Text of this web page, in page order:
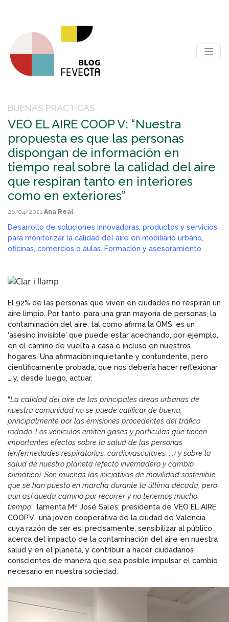
BUENAS PRÁCTICAS
VEO EL AIRE COOP V: “Nuestra
propuesta es que las personas
dispongan de información en
tiempo real sobre la calidad del aire
que respiran tanto en interiores
como en exteriores”
26/04/2021 Ana Real
Desarrollo de soluciones innovadoras, productos y servicios
para monitorizar la calidad del aire en mobiliario urbano,
oficinas, comercios o aulas. Formación y asesoramiento
El 92% de las personas que viven en ciudades no respiran un
aire limpio. Por tanto, para una gran mayoría de personas, la
contaminación del aire, tal como afirma la OMS, es un
‘asesino invisible’ que puede estar acechando, por ejemplo,
en el camino de vuelta a casa e incluso en nuestros
hogares. Una afirmación inquietante y contundente, pero
científicamente probada, que nos debería hacer reflexionar
… y, desde luego, actuar.
“La calidad del aire de las principales áreas urbanas de
nuestra comunidad no se puede calificar de buena,
principalmente por las emisiones procedentes del tráfico
rodado. Los vehículos emiten gases y partículas que tienen
importantes efectos sobre la salud de las personas
(enfermedades respiratorias, cardiovasculares, ...) y sobre la
salud de nuestro planeta (efecto invernadero y cambio
climático). Son muchas las iniciativas de movilidad sostenible
que se han puesto en marcha durante la última década, pero
aun así queda camino por recorrer y no tenemos mucho
tiempo”, lamenta Mª José Sales, presidenta de VEO EL AIRE
COOP.V., una joven cooperativa de la ciudad de Valencia
cuya razón de ser es, precisamente, sensibilizar al público
acerca del impacto de la contaminación del aire en nuestra
salud y en el planeta, y contribuir a hacer ciudadanos
conscientes de manera que sea posible impulsar el cambio
necesario en nuestra sociedad.